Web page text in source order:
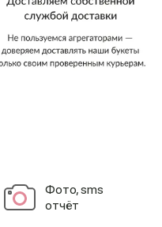
Фото, sms
отчёт